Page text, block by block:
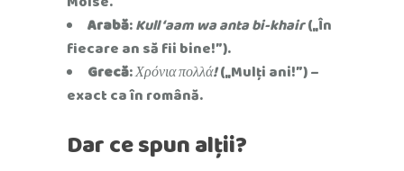
Arabă:Kull ‘aam wa anta bi-khair(„În
fiecare an să fii bine!”).
Grecă:Χρόνια πολλά!(„Mulți ani!”) –
exact ca în română.
Dar ce spun alții?